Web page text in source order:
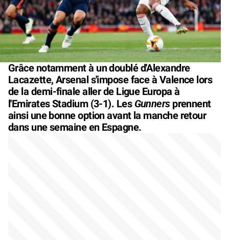
Grâce notamment à un doublé d'Alexandre
Lacazette, Arsenal s'impose face à Valence lors
de la demi-finale aller de Ligue Europa à
l'Emirates Stadium (3-1). Les Gunnersprennent
ainsi une bonne option avant la manche retour
dans une semaine en Espagne.